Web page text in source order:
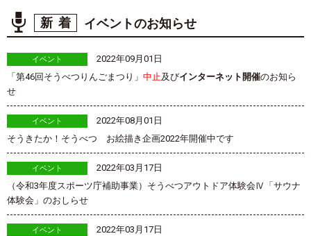
新着 イベントのお知らせ
イベント
2022年09月01日
「第46回そうべつりんごまつり」 中止及びインターネット開催のお知ら
せ
イベント
2022年08月01日
そうきたか！そうべつ お絵描き企画2022年開催中です
イベント
2022年03月17日
（令和3年度スポーツ庁補助事業）そうべつアウトドア体験会Ⅳ「サウナ
体験会」のおしらせ
イベント
2022年03月17日